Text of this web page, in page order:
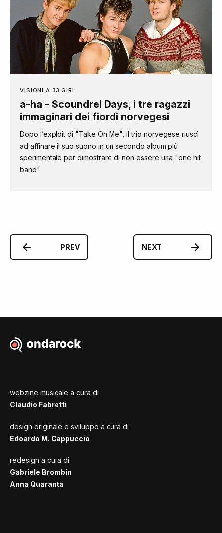
VISIONI A 33 GIRI
a-ha - Scoundrel Days, i tre ragazzi
immaginari dei fiordi norvegesi
Dopo l’exploit di "Take On Me", il trio norvegese riuscì
ad affinare il suo suono in un secondo album più
sperimentale per dimostrare di non essere una "one hit
band"
PREV NEXT
webzine musicale a cura di
Claudio Fabretti
design originale e sviluppo a cura di
Edoardo M. Cappuccio
redesign a cura di
Gabriele Brombin
Anna Quaranta